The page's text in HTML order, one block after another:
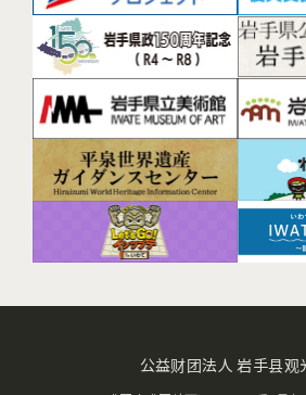
公益财团法人 岩手县观